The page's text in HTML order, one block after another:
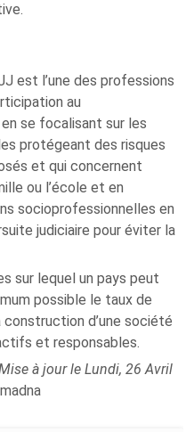
est l’une des professions
au
se focalisant sur les
protégeant des risques
et qui concernent
ou l’école et en
socioprofessionnelles en
judiciaire pour éviter la
sur lequel un pays peut
possible le taux de
d’une société
et responsables.
à jour le Lundi, 26 Avril